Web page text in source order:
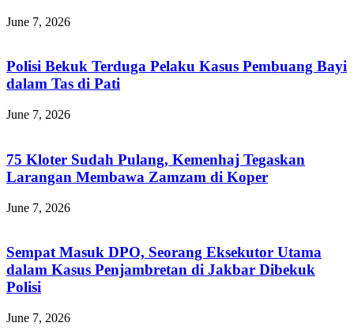
June 7, 2026
Polisi Bekuk Terduga Pelaku Kasus Pembuang Bayi
dalam Tas di Pati
June 7, 2026
75 Kloter Sudah Pulang, Kemenhaj Tegaskan
Larangan Membawa Zamzam di Koper
June 7, 2026
Sempat Masuk DPO, Seorang Eksekutor Utama
dalam Kasus Penjambretan di Jakbar Dibekuk
Polisi
June 7, 2026